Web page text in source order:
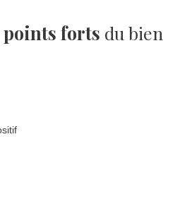
points forts du bien